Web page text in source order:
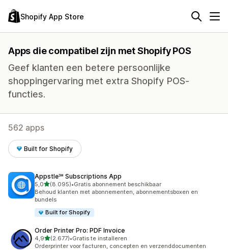
Shopify App Store
Apps die compatibel zijn met Shopify POS
Geef klanten een betere persoonlijke
shoppingervaring met extra Shopify POS-
functies.
562 apps
Built for Shopify
Appstle℠ Subscriptions App
5,0van 5 sterren
(8.095)
8095 recensies in totaal
•Gratis abonnement beschikbaar
Behoud klanten met abonnementen, abonnementsboxen en
bundels
Built for Shopify
Order Printer Pro: PDF Invoice
4,9van 5 sterren
(2.677)
2677 recensies in totaal
•Gratis te installeren
Orderprinter voor facturen, concepten en verzenddocumenten